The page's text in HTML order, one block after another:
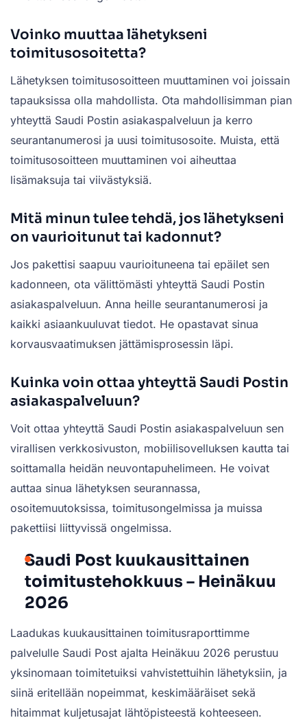
Voinko muuttaa lähetykseni
toimitusosoitetta?
Lähetyksen toimitusosoitteen muuttaminen voi joissain
tapauksissa olla mahdollista. Ota mahdollisimman pian
yhteyttä Saudi Postin asiakaspalveluun ja kerro
seurantanumerosi ja uusi toimitusosoite. Muista, että
toimitusosoitteen muuttaminen voi aiheuttaa
lisämaksuja tai viivästyksiä.
Mitä minun tulee tehdä, jos lähetykseni
on vaurioitunut tai kadonnut?
Jos pakettisi saapuu vaurioituneena tai epäilet sen
kadonneen, ota välittömästi yhteyttä Saudi Postin
asiakaspalveluun. Anna heille seurantanumerosi ja
kaikki asiaankuuluvat tiedot. He opastavat sinua
korvausvaatimuksen jättämisprosessin läpi.
Kuinka voin ottaa yhteyttä Saudi Postin
asiakaspalveluun?
Voit ottaa yhteyttä Saudi Postin asiakaspalveluun sen
virallisen verkkosivuston, mobiilisovelluksen kautta tai
soittamalla heidän neuvontapuhelimeen. He voivat
auttaa sinua lähetyksen seurannassa,
osoitemuutoksissa, toimitusongelmissa ja muissa
pakettiisi liittyvissä ongelmissa.
Saudi Post kuukausittainen
toimitustehokkuus – Heinäkuu
2026
Laadukas kuukausittainen toimitusraporttimme
palvelulle Saudi Post ajalta Heinäkuu 2026 perustuu
yksinomaan toimitetuiksi vahvistettuihin lähetyksiin, ja
siinä eritellään nopeimmat, keskimääräiset sekä
hitaimmat kuljetusajat lähtöpisteestä kohteeseen.